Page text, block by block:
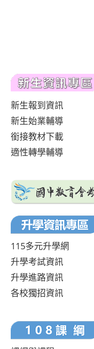
新生報到資訊
新生始業輔導
銜接教材下載
適性轉學輔導
115多元升學網
升學考試資訊
升學進路資訊
各校獨招資訊